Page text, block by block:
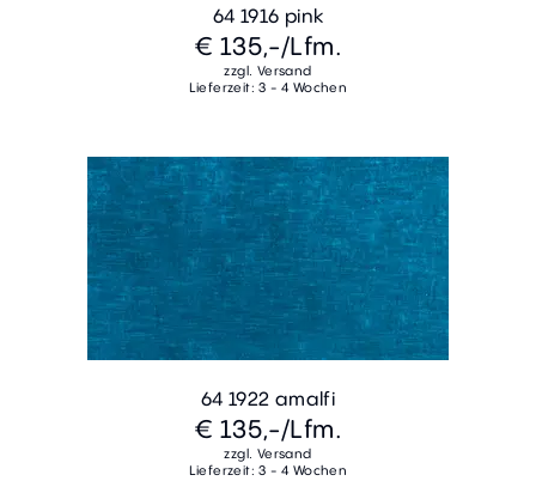
64 1916 pink
€ 135,-/Lfm.
zzgl. Versand
Lieferzeit: 3 - 4 Wochen
64 1922 amalfi
€ 135,-/Lfm.
zzgl. Versand
Lieferzeit: 3 - 4 Wochen